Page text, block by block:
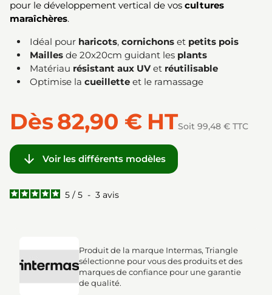
pour le développement vertical de vos cultures
maraîchères.
Idéal pour haricots, cornichons et petits pois
Mailles de 20x20cm guidant les plants
Matériau résistant aux UVet réutilisable
Optimise la cueillette et le ramassage
Dès82,90 € HTSoit 99,48 € TTC
 Voir les différents modèles
5 / 5 - 3 avis
Produit de la marque Intermas, Triangle
sélectionne pour vous des produits et des
marques de confiance pour une garantie
de qualité.